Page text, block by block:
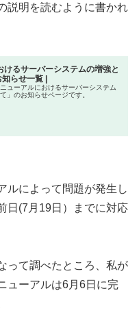
説明を読むように書かれ
けるサーバーシステムの増強と
らせ一覧 |
ューアルにおけるサーバーシステム
」のお知らせページです。
ルによって問題が発生し
日(7月19日）までに対応
って調べたところ、私が
ューアルは6月6日に完